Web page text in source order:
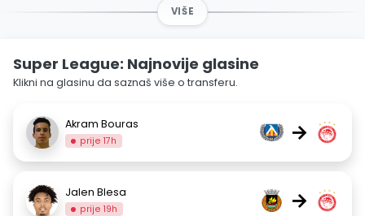
VIŠE
Super League: Najnovije glasine
Klikni na glasinu da saznaš više o transferu.
Akram Bouras
prije 17h →
Jalen Blesa
prije 19h →